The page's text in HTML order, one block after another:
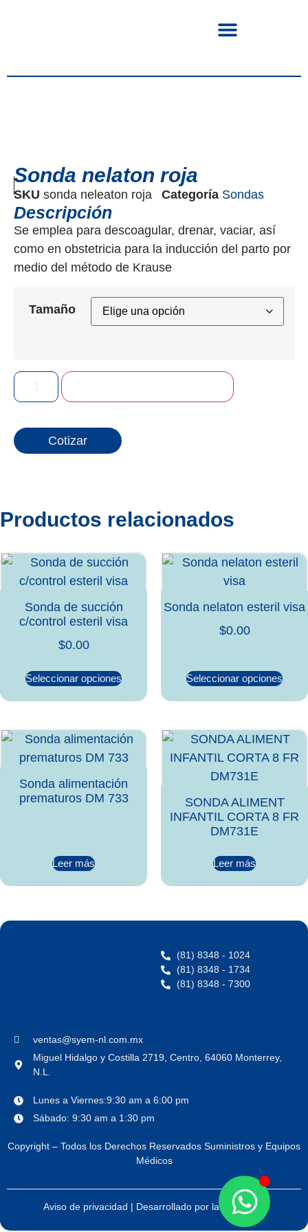
Sonda nelaton roja
SKU sonda neleaton roja Categoría Sondas
Descripción
Se emplea para descoagular, drenar, vaciar, así
como en obstetricia para la inducción del parto por
medio del método de Krause
Tamaño
Cotizar
Productos relacionados
Sonda de succión
c/control esteril visa
$0.00
Seleccionar opciones
Sonda nelaton esteril visa
$0.00
Seleccionar opciones
Sonda alimentación
prematuros DM 733
Leer más
SONDA ALIMENT
INFANTIL CORTA 8 FR
DM731E
Leer más
(81) 8348 - 1024
(81) 8348 - 1734
(81) 8348 - 7300
ventas@syem-nl.com.mx
Miguel Hidalgo y Costilla 2719, Centro, 64060 Monterrey,
N.L.
Lunes a Viernes:9:30 am a 6:00 pm
Sábado: 9:30 am a 1:30 pm
Copyright – Todos los Derechos Reservados Suministros y Equipos
Médicos
Aviso de privacidad | Desarrollado por la carcacha.